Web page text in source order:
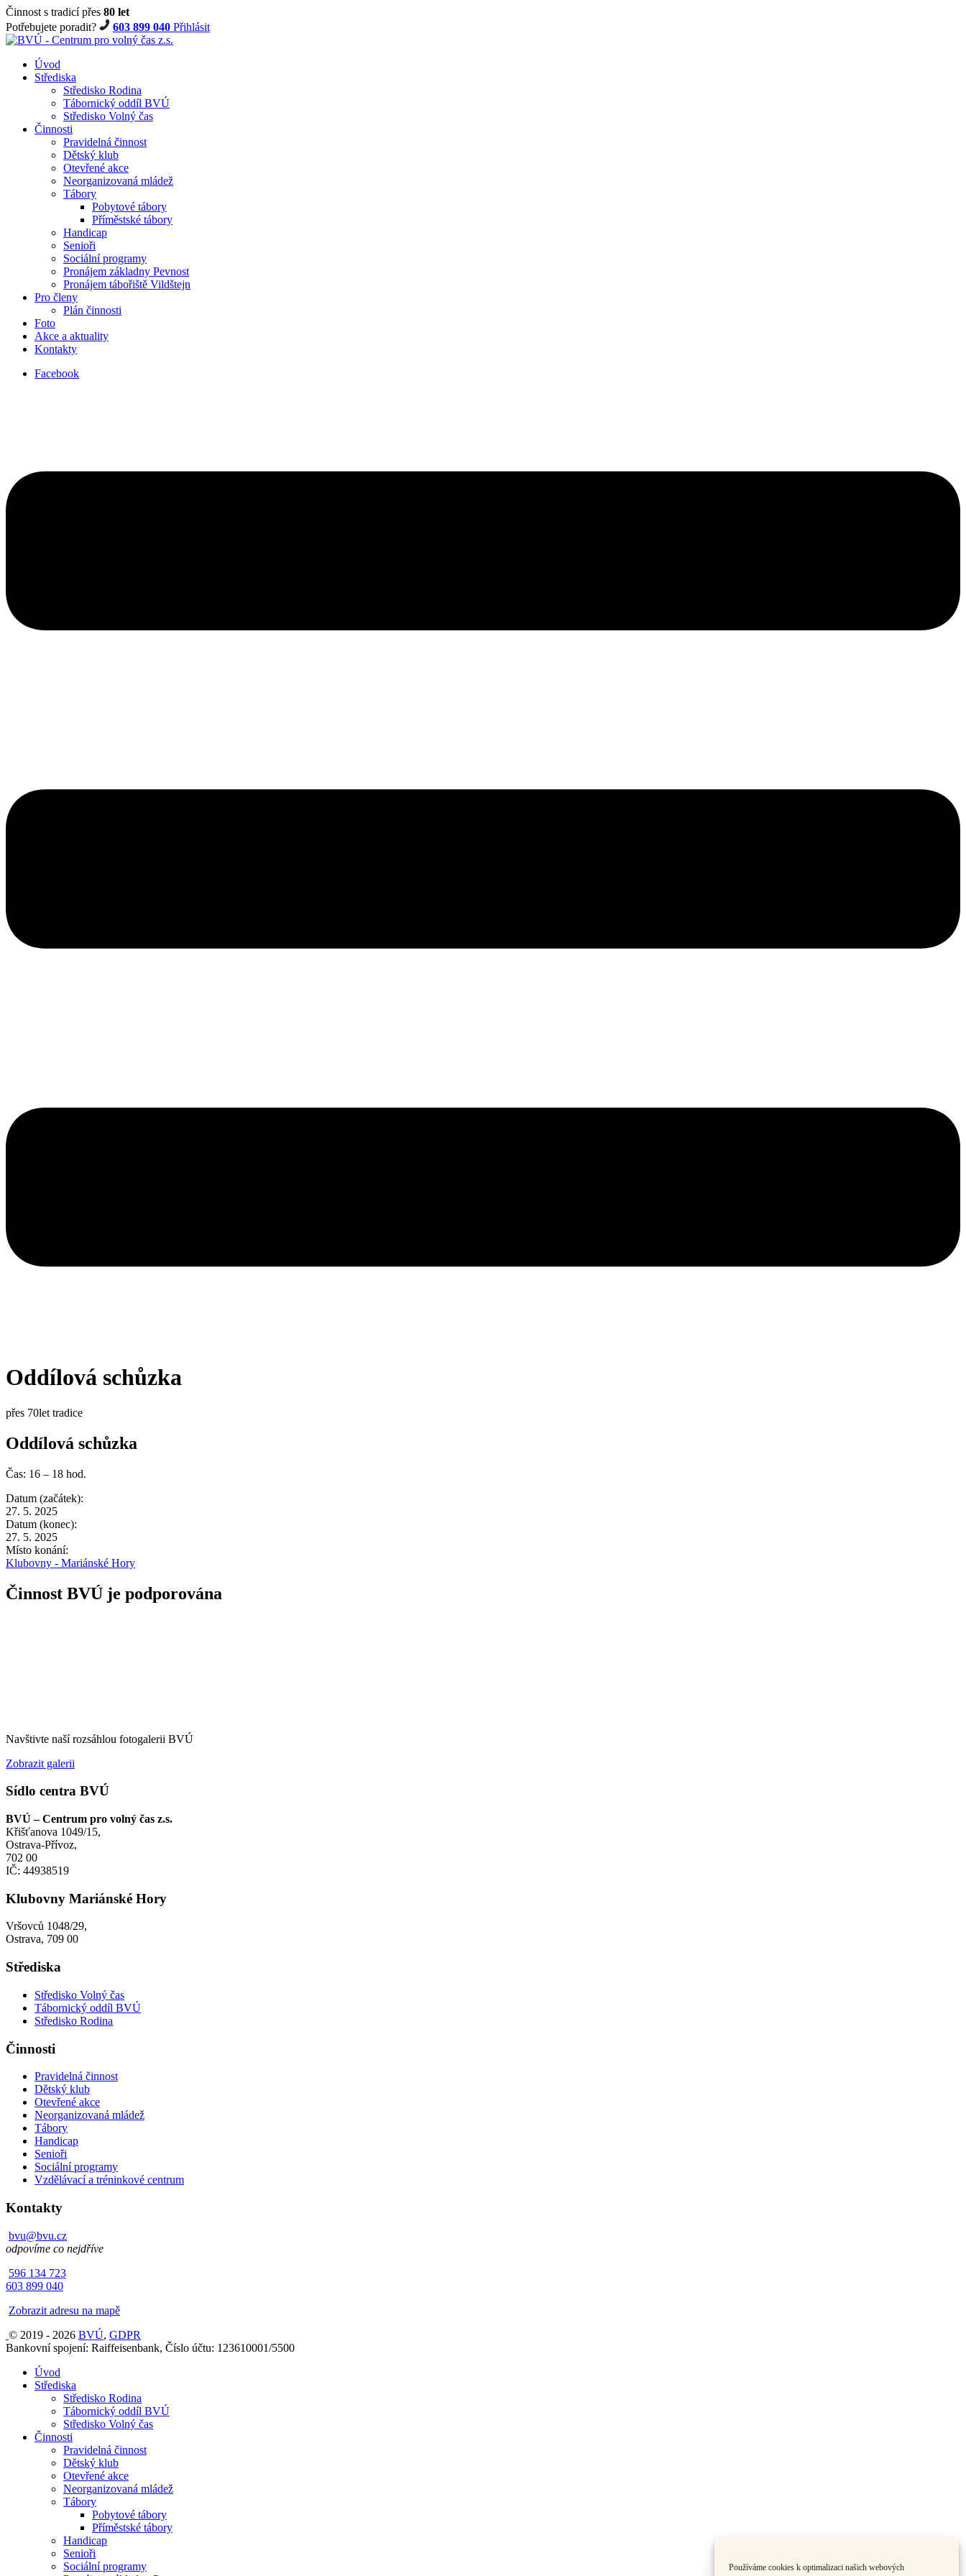
Používáme cookies k optimalizaci našich webových
Činnost s tradicí přes 80 let
Potřebujete poradit?
603 899 040 Přihlásit
Úvod
Střediska
Středisko Rodina
Tábornický oddíl BVÚ
Středisko Volný čas
Činnosti
Pravidelná činnost
Dětský klub
Otevřené akce
Neorganizovaná mládež
Tábory
Pobytové tábory
Příměstské tábory
Handicap
Senioři
Sociální programy
Pronájem základny Pevnost
Pronájem tábořiště Vildštejn
Pro členy
Plán činnosti
Foto
Akce a aktuality
Kontakty
Facebook
Oddílová schůzka
přes 70let tradice
Oddílová schůzka
Čas: 16 – 18 hod.
Datum (začátek):
27. 5. 2025
Datum (konec):
27. 5. 2025
Místo konání:
Klubovny - Mariánské Hory
Činnost BVÚ je podporována
Navštivte naší rozsáhlou fotogalerii BVÚ
Zobrazit galerii
Sídlo centra BVÚ
BVÚ – Centrum pro volný čas z.s.
Křišťanova 1049/15,
Ostrava-Přívoz,
702 00
IČ: 44938519
Klubovny Mariánské Hory
Vršovců 1048/29,
Ostrava, 709 00
Střediska
Středisko Volný čas
Tábornický oddíl BVÚ
Středisko Rodina
Činnosti
Pravidelná činnost
Dětský klub
Otevřené akce
Neorganizovaná mládež
Tábory
Handicap
Senioři
Sociální programy
Vzdělávací a tréninkové centrum
Kontakty
bvu@bvu.cz
odpovíme co nejdříve
596 134 723
603 899 040
Zobrazit adresu na mapě
© 2019 - 2026 BVÚ, GDPR
Bankovní spojení: Raiffeisenbank, Číslo účtu: 123610001/5500
Úvod
Střediska
Středisko Rodina
Tábornický oddíl BVÚ
Středisko Volný čas
Činnosti
Pravidelná činnost
Dětský klub
Otevřené akce
Neorganizovaná mládež
Tábory
Pobytové tábory
Příměstské tábory
Handicap
Senioři
Sociální programy